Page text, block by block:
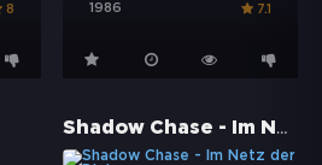
8 1986 7.1
Shadow Chase - Im Netz der Diebe